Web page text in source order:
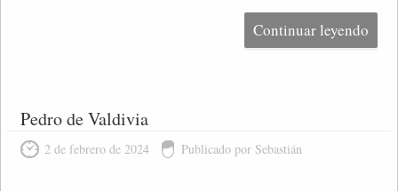
Continuar leyendo
Pedro de Valdivia
2 de febrero de 2024 Publicado por Sebastián